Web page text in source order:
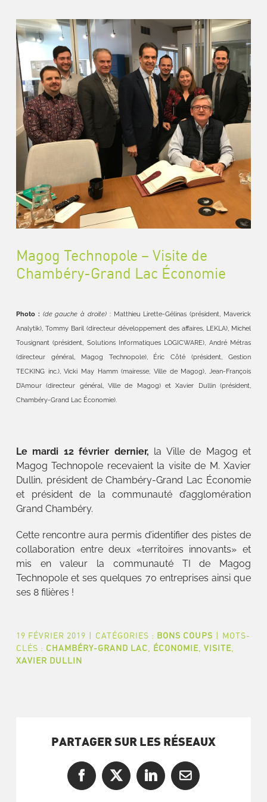
Magog Technopole – Visite de
Chambéry-Grand Lac Économie
Photo : (de gauche à droite) : Matthieu Lirette-Gélinas (président, Maverick
Analytik), Tommy Baril (directeur développement des affaires, LEKLA), Michel
Tousignant (président, Solutions Informatiques LOGICWARE), André Métras
(directeur général, Magog Technopole), Éric Côté (président, Gestion
TECKING inc.), Vicki May Hamm (mairesse, Ville de Magog), Jean-François
D’Amour (directeur général, Ville de Magog) et Xavier Dullin (président,
Chambéry-Grand Lac Économie).
Le mardi 12 février dernier, la Ville de Magog et
Magog Technopole recevaient la visite de M. Xavier
Dullin, président de Chambéry-Grand Lac Économie
et président de la communauté d’agglomération
Grand Chambéry.
Cette rencontre aura permis d’identifier des pistes de
collaboration entre deux «territoires innovants» et
mis en valeur la communauté TI de Magog
Technopole et ses quelques 70 entreprises ainsi que
ses 8 filières !
19 FÉVRIER 2019 | CATÉGORIES : BONS COUPS | MOTS-
CLÉS : CHAMBÉRY-GRAND LAC ÉCONOMIE, VISITE,
XAVIER DULLIN
PARTAGER SUR LES RÉSEAUX
Facebook
X LinkedInCourriel